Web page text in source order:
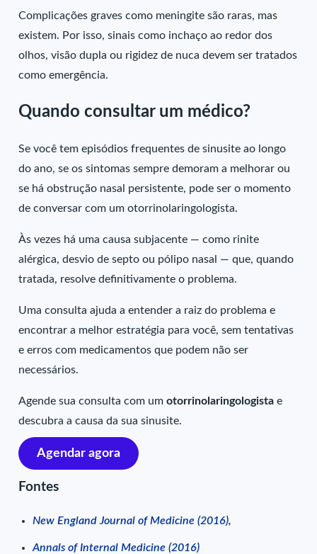
Complicações graves como meningite são raras, mas
existem. Por isso, sinais como inchaço ao redor dos
olhos, visão dupla ou rigidez de nuca devem ser tratados
como emergência.
Quando consultar um médico?
Se você tem episódios frequentes de sinusite ao longo
do ano, se os sintomas sempre demoram a melhorar ou
se há obstrução nasal persistente, pode ser o momento
de conversar com um otorrinolaringologista.
Às vezes há uma causa subjacente — como rinite
alérgica, desvio de septo ou pólipo nasal — que, quando
tratada, resolve definitivamente o problema.
Uma consulta ajuda a entender a raiz do problema e
encontrar a melhor estratégia para você, sem tentativas
e erros com medicamentos que podem não ser
necessários.
Agende sua consulta com umotorrinolaringologista e
descubra a causa da sua sinusite.
Agendar agora
Fontes
New England Journal of Medicine (2016),
Annals of Internal Medicine (2016)